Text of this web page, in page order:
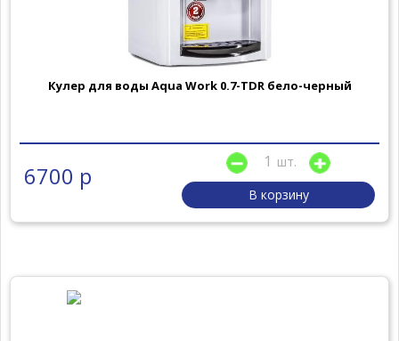
Кулер для воды Aqua Work 0.7-TDR бело-черный
6700 р
шт.
В корзину